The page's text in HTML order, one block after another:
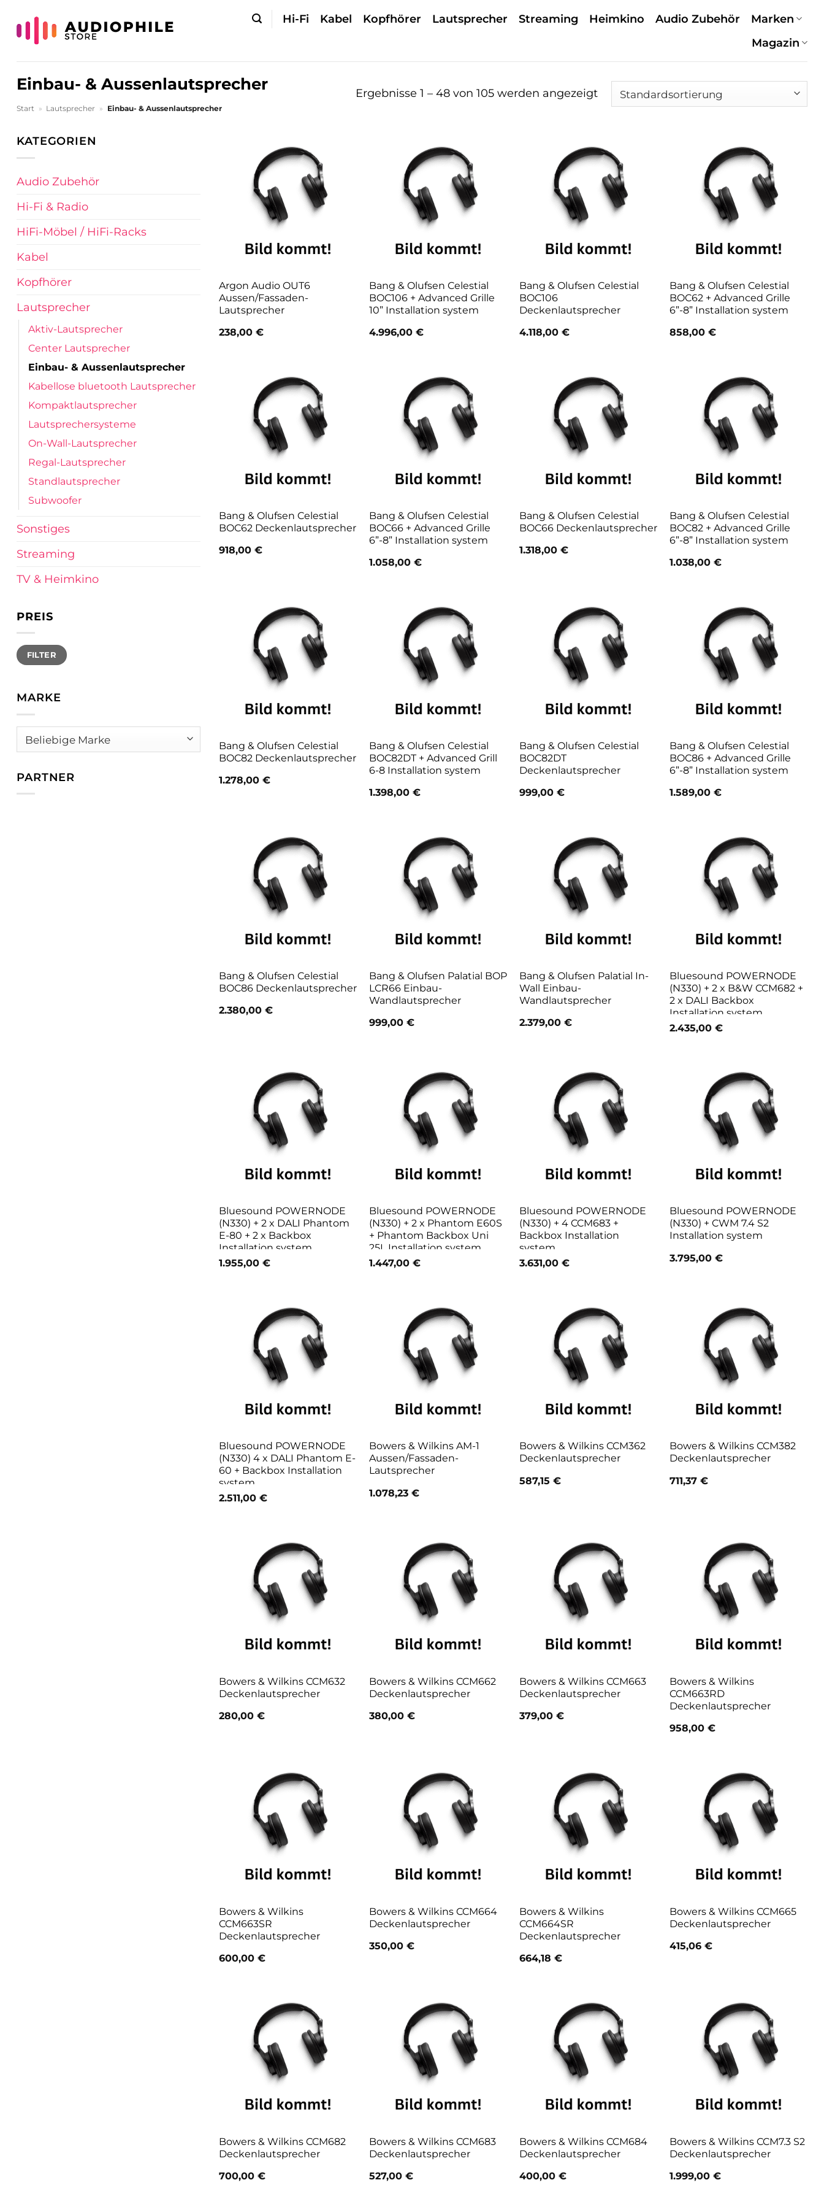
Inhalt
springen
Hi-Fi Kabel Kopfhörer Lautsprecher Streaming Heimkino Audio Zubehör
Marken
Magazin
Einbau- & Aussenlautsprecher
Start » Lautsprecher » Einbau- & Aussenlautsprecher
Ergebnisse 1 – 48 von 105 werden angezeigt
KATEGORIEN
Audio Zubehör
Hi-Fi & Radio
HiFi-Möbel / HiFi-Racks
Kabel
Kopfhörer
Lautsprecher
Aktiv-Lautsprecher
Center Lautsprecher
Einbau- & Aussenlautsprecher
Kabellose bluetooth Lautsprecher
Kompaktlautsprecher
Lautsprechersysteme
On-Wall-Lautsprecher
Regal-Lautsprecher
Standlautsprecher
Subwoofer
Sonstiges
Streaming
TV & Heimkino
PREIS
Min.
Preis
Max.
PreisFILTER
MARKE
PARTNER
Argon Audio OUT6
Aussen/Fassaden-
Lautsprecher
238,00 €
Bang & Olufsen Celestial
BOC106 + Advanced Grille
10” Installation system
4.996,00 €
Bang & Olufsen Celestial
BOC106
Deckenlautsprecher
4.118,00 €
Bang & Olufsen Celestial
BOC62 + Advanced Grille
6”-8” Installation system
858,00 €
Bang & Olufsen Celestial
BOC62 Deckenlautsprecher
918,00 €
Bang & Olufsen Celestial
BOC66 + Advanced Grille
6”-8” Installation system
1.058,00 €
Bang & Olufsen Celestial
BOC66 Deckenlautsprecher
1.318,00 €
Bang & Olufsen Celestial
BOC82 + Advanced Grille
6”-8” Installation system
1.038,00 €
Bang & Olufsen Celestial
BOC82 Deckenlautsprecher
1.278,00 €
Bang & Olufsen Celestial
BOC82DT + Advanced Grill
6-8 Installation system
1.398,00 €
Bang & Olufsen Celestial
BOC82DT
Deckenlautsprecher
999,00 €
Bang & Olufsen Celestial
BOC86 + Advanced Grille
6”-8” Installation system
1.589,00 €
Bang & Olufsen Celestial
BOC86 Deckenlautsprecher
2.380,00 €
Bang & Olufsen Palatial BOP
LCR66 Einbau-
Wandlautsprecher
999,00 €
Bang & Olufsen Palatial In-
Wall Einbau-
Wandlautsprecher
2.379,00 €
Bluesound POWERNODE
(N330) + 2 x B&W CCM682 +
2 x DALI Backbox
Installation system
2.435,00 €
Bluesound POWERNODE
(N330) + 2 x DALI Phantom
E-80 + 2 x Backbox
Installation system
1.955,00 €
Bluesound POWERNODE
(N330) + 2 x Phantom E60S
+ Phantom Backbox Uni
25L Installation system
1.447,00 €
Bluesound POWERNODE
(N330) + 4 CCM683 +
Backbox Installation
system
3.631,00 €
Bluesound POWERNODE
(N330) + CWM 7.4 S2
Installation system
3.795,00 €
Bluesound POWERNODE
(N330) 4 x DALI Phantom E-
60 + Backbox Installation
system
2.511,00 €
Bowers & Wilkins AM-1
Aussen/Fassaden-
Lautsprecher
1.078,23 €
Bowers & Wilkins CCM362
Deckenlautsprecher
587,15 €
Bowers & Wilkins CCM382
Deckenlautsprecher
711,37 €
Bowers & Wilkins CCM632
Deckenlautsprecher
280,00 €
Bowers & Wilkins CCM662
Deckenlautsprecher
380,00 €
Bowers & Wilkins CCM663
Deckenlautsprecher
379,00 €
Bowers & Wilkins
CCM663RD
Deckenlautsprecher
958,00 €
Bowers & Wilkins
CCM663SR
Deckenlautsprecher
600,00 €
Bowers & Wilkins CCM664
Deckenlautsprecher
350,00 €
Bowers & Wilkins
CCM664SR
Deckenlautsprecher
664,18 €
Bowers & Wilkins CCM665
Deckenlautsprecher
415,06 €
Bowers & Wilkins CCM682
Deckenlautsprecher
700,00 €
Bowers & Wilkins CCM683
Deckenlautsprecher
527,00 €
Bowers & Wilkins CCM684
Deckenlautsprecher
400,00 €
Bowers & Wilkins CCM7.3 S2
Deckenlautsprecher
1.999,00 €